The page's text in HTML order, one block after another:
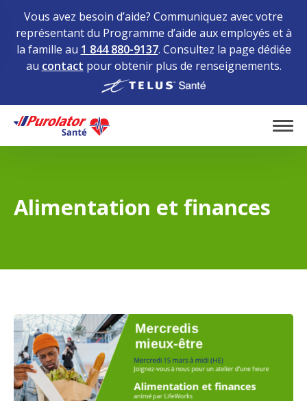
Vous avez besoin d’aide? Communiquez avec votre
représentant du Programme d’aide aux employés et à
la famille au 1 844 880-9137. Consultez la page dédiée
au contact pour obtenir plus de renseignements.
Home
Alimentation et finances